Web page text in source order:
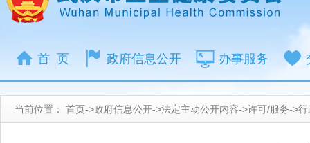
首 页 政府信息公开 办事服务
当前位置： 首页->政府信息公开->法定主动公开内容->许可/服务->行